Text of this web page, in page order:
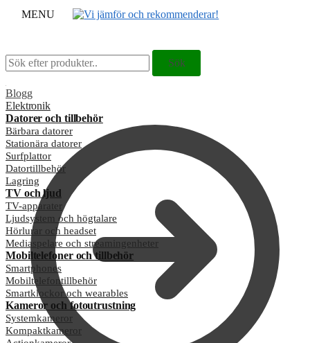
MENU
Sök
efter:
Sök
Blogg
Sök
efter:
Sök
Elektronik
Datorer och tillbehör
Bärbara datorer
Stationära datorer
Surfplattor
Datortillbehör
Lagring
TV och ljud
TV-apparater
Ljudsystem och högtalare
Hörlurar och headset
Mediaspelare och streamingenheter
Mobiltelefoner och tillbehör
Smartphones
Mobiltelefontillbehör
Smartklockor och wearables
Kameror och fotoutrustning
Systemkameror
Kompaktkameror